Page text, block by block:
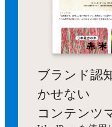
ブランド認
かせない
コンテンツ